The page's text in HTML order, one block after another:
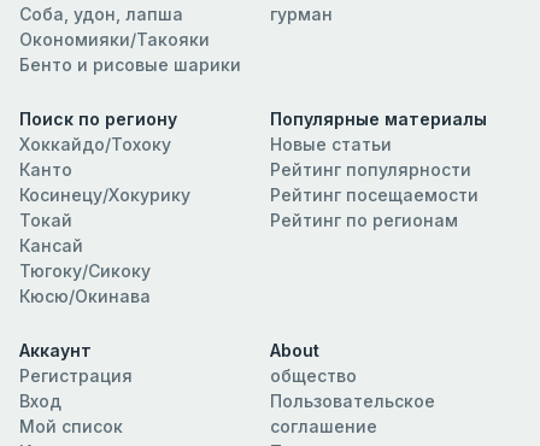
Соба, удон, лапша
Окономияки/Такояки
Бенто и рисовые шарики
гурман
Поиск по региону
Хоккайдо/Тохоку
Канто
Косинецу/Хокурику
Токай
Кансай
Тюгоку/Сикоку
Кюсю/Окинава
Популярные материалы
Новые статьи
Рейтинг популярности
Рейтинг посещаемости
Рейтинг по регионам
Аккаунт
Регистрация
Вход
Мой список
About
общество
Пользовательское
соглашение